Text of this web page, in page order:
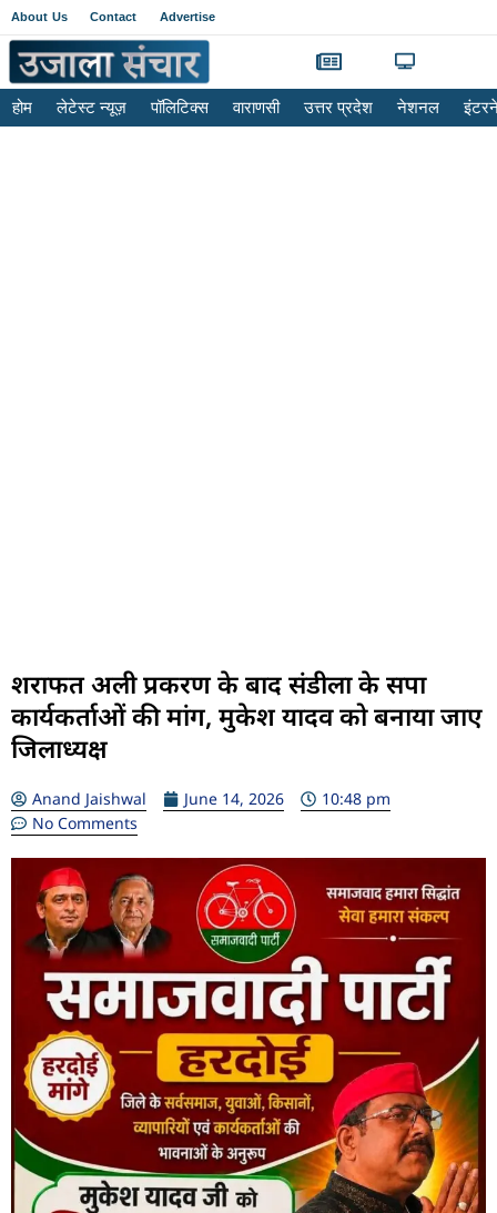
About Us Contact Advertise
होम लेटेस्ट न्यूज़ पॉलिटिक्स वाराणसी उत्तर प्रदेश नेशनल
शराफत अली प्रकरण के बाद संडीला के सपा
कार्यकर्ताओं की मांग, मुकेश यादव को बनाया जाए
जिलाध्यक्ष
Anand Jaishwal June 14, 2026
10:48 pm
No Comments